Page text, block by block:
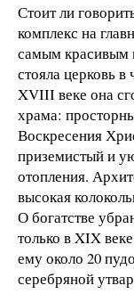
Стоит ли
комплекс на
самым красивым
стояла церковь
XVIII веке она
храма:
Воскресения
приземистый и
отопления.
высокая
О богатстве
только в XIX
ему около 20
серебряной